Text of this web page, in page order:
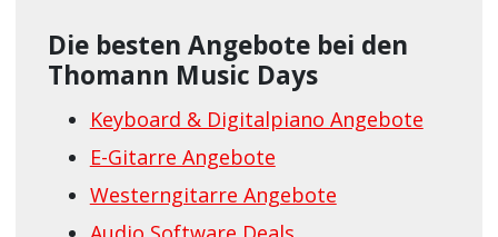
Die besten Angebote bei den
Thomann Music Days
Keyboard & Digitalpiano Angebote
E-Gitarre Angebote
Westerngitarre Angebote